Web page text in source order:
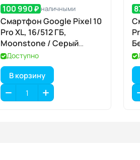
100 990 ₽ наличными
Смартфон Google Pixel 10
Pro XL, 16/512 ГБ,
Moonstone / Серый
Лунный Камень
Доступно
В корзину